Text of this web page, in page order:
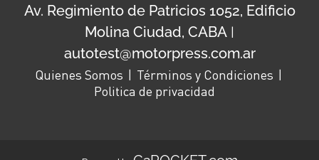
Av. Regimiento de Patricios 1052, Edificio
Molina Ciudad, CABA |
autotest@motorpress.com.ar
Quienes Somos
Términos y Condiciones
Politica de privacidad